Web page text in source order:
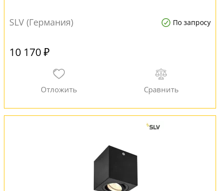
SLV (Германия) По запросу
10 170 ₽